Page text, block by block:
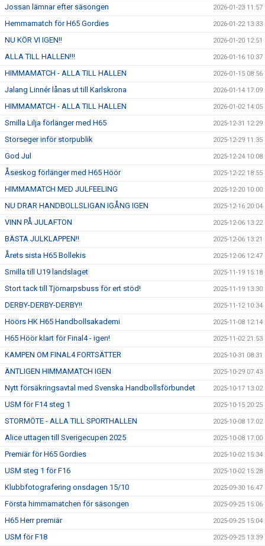
Jossan lämnar efter säsongen 2026-01-23 11:57
Hemmamatch för H65 Gordies 2026-01-22 13:33
NU KÖR VI IGEN!! 2026-01-20 12:51
ALLA TILL HALLEN!!! 2026-01-16 10:37
HIMMAMATCH - ALLA TILL HALLEN 2026-01-15 08:56
Jalang Linnér lånas ut till Karlskrona 2026-01-14 17:09
HIMMAMATCH - ALLA TILL HALLEN 2026-01-02 14:05
Smilla Lilja förlänger med H65 2025-12-31 12:29
Storseger inför storpublik 2025-12-29 11:35
God Jul 2025-12-24 10:08
Åseskog förlänger med H65 Höör 2025-12-22 18:55
HIMMAMATCH MED JULFEELING 2025-12-20 10:00
NU DRAR HANDBOLLSLIGAN IGÅNG IGEN 2025-12-16 20:04
VINN PÅ JULAFTON 2025-12-06 13:22
BÄSTA JULKLAPPEN!! 2025-12-06 13:21
Årets sista H65 Bollekis 2025-12-06 12:47
Smilla till U19 landslaget 2025-11-19 15:18
Stort tack till Tjörnarpsbuss för ert stöd! 2025-11-19 13:30
DERBY-DERBY-DERBY!! 2025-11-12 10:34
Höörs HK H65 Handbollsakademi 2025-11-08 12:14
H65 Höör klart för Final4 - igen! 2025-11-02 21:53
KAMPEN OM FINAL4 FORTSÄTTER 2025-10-31 08:31
ÄNTLIGEN HIMMAMATCH IGEN 2025-10-29 07:43
Nytt försäkringsavtal med Svenska Handbollsförbundet 2025-10-17 13:02
USM för F14 steg 1 2025-10-15 20:25
STORMÖTE - ALLA TILL SPORTHALLEN 2025-10-08 17:02
Alice uttagen till Sverigecupen 2025 2025-10-08 17:00
Premiär för H65 Gordies 2025-10-02 15:34
USM steg 1 för F16 2025-10-02 15:28
Klubbfotografering onsdagen 15/10 2025-09-30 16:47
Första himmamatchen för säsongen 2025-09-25 15:06
H65 Herr premiär 2025-09-25 15:04
USM för F18 2025-09-25 13:39